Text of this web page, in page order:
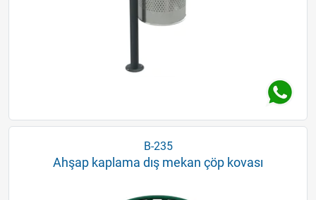
B-235
Ahşap kaplama dış mekan çöp kovası